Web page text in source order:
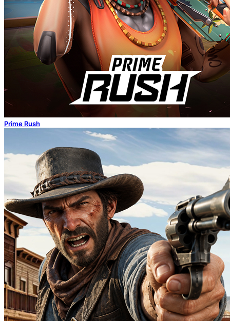
Prime Rush